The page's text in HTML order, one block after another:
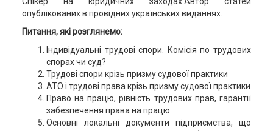
опублікованих в провідних українських виданнях.
Питання, які розглянемо:
Індивідуальні трудові спори. Комісія по трудових
спорах чи суд?
Трудові спори крізь призму судової практики
АТО і трудові права крізь призму судової практики
Право на працю, рівність трудових прав, гарантії
забезпечення права на працю
Основні локальні документи підприємства, що